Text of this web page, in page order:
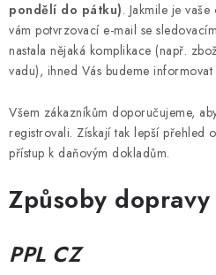
E-CIGARETY
NIKOTINOVÉ SÁČKY
DÁRKOVÉ VOUCHERY
ATOMIZÉRY A CARTRIDGE
DIY
BATERIE A NABÍJEČKY
pondělí do pátku). Jakmile je
vám potvrzovací e-mail se
nastala nějaká komplikace (např.
vadu), ihned Vás budeme
Všem zákazníkům doporučujeme,
registrovali. Získají tak lepší přehled
přístup k daňovým dokladům.
Způsoby dopravy
PPL CZ